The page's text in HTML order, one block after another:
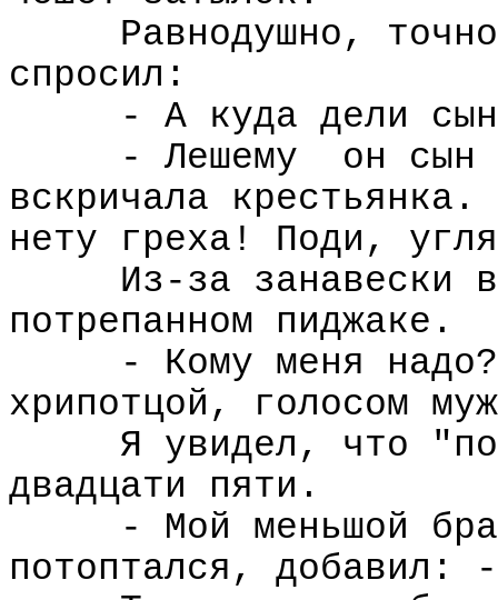
Равнодушно,
спросил:
- А куда дели
- Лешему
он
вскричала
нету греха! Поди,
Из-за занавески
потрепанном пиджаке.
- Кому меня
хрипотцой, голосом
Я увидел, что
двадцати пяти.
- Мой меньшой
потоптался, добавил: